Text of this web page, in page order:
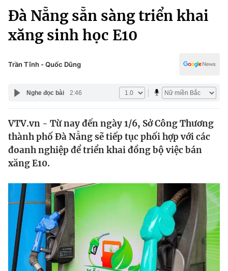
Chuyên mục
Chính trị
Pháp luật
Thế giới
Tin tức
Thế giới đó đây
Câu chuyện quốc tế
Tài chính
Thị trường
Góc doanh nghiệp
Dữ liệu và đời sống
Truyền hình
Phim VTV
Giải trí
Kinh tế
Thể thao
Truyền hình
Y tế
Công nghệ
Đà Nẵng sẵn sàng triển khai
xăng sinh học E10
Trần Tĩnh - Quốc Dũng
Nghe đọc bài 2:46
VTV.vn - Từ nay đến ngày 1/6, Sở Công Thương
thành phố Đà Nẵng sẽ tiếp tục phối hợp với các
đoanh nghiệp để triển khai đồng bộ việc bán
xăng E10.